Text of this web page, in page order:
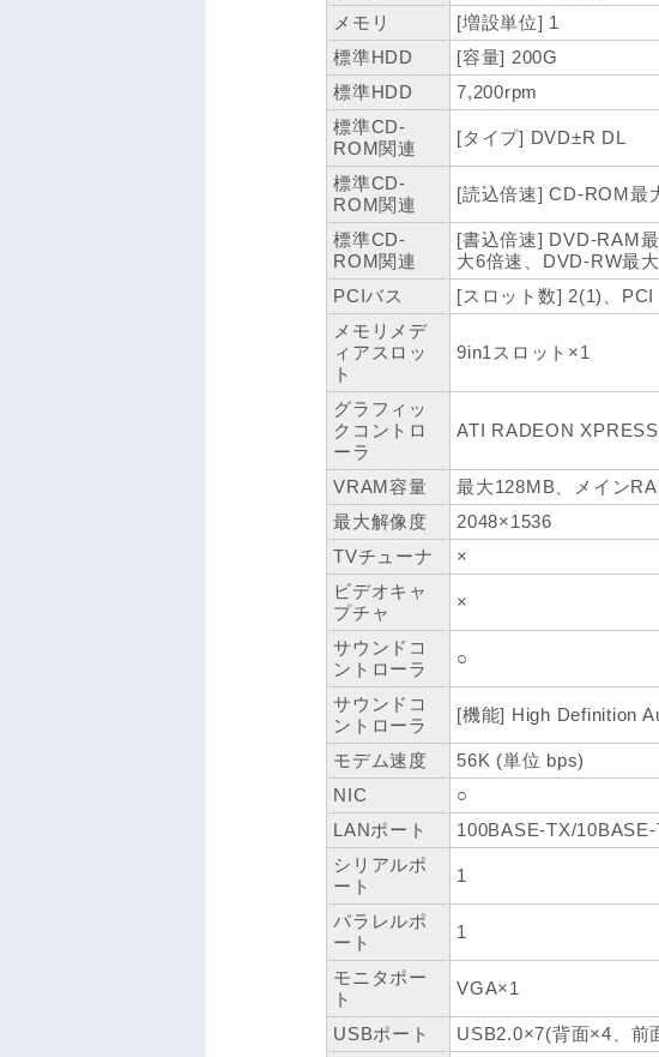
メモリ
[増設単位] 1
標準HDD
[容量] 200G
標準HDD
7,200rpm
標準CD-
ROM関連
[タイプ] DVD±R DL
標準CD-
ROM関連
[読込倍速] CD-ROM最
標準CD-
ROM関連
[書込倍速] DVD-RAM
大6倍速、DVD-RW最
PCIバス
[スロット数] 2(1)、
メモリメデ
ィアスロッ
ト
9in1スロット×1
グラフィッ
クコントロ
ーラ
ATI RADEON
VRAM容量
最大128MB、メイン
最大解像度
2048×1536
TVチューナ
×
ビデオキャ
プチャ
×
サウンドコ
ントローラ
○
サウンドコ
ントローラ
[機能] High Definition
モデム速度
56K (単位 bps)
NIC
○
LANポート
100BASE-TX/10BASE-
シリアルポ
ート
1
パラレルポ
ート
1
モニタポー
ト
VGA×1
USBポート
USB2.0×7(背面×4、前